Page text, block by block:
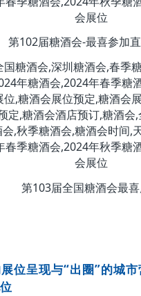
第102届糖酒会-最喜参加
第103届全国糖酒会最
位呈现与“出圈”的城